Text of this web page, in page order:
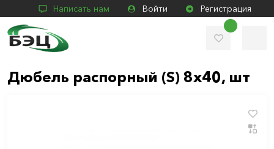
Написать нам Войти Регистрация
Дюбель распорный (S) 8х40, шт